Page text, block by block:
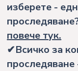
изберете -
повече тук.
✔Всичко за
проследяване